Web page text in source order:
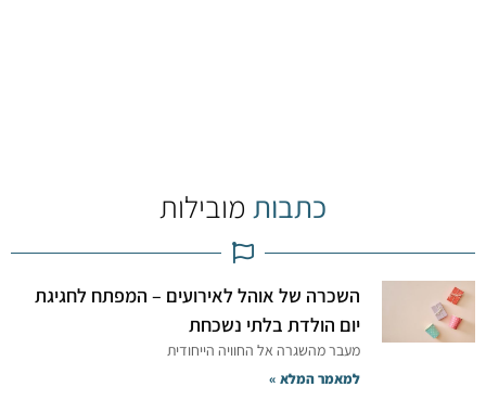
כתבות מובילות
השכרה של אוהל לאירועים – המפתח לחגיגת
יום הולדת בלתי נשכחת
מעבר מהשגרה אל החוויה הייחודית
למאמר המלא »